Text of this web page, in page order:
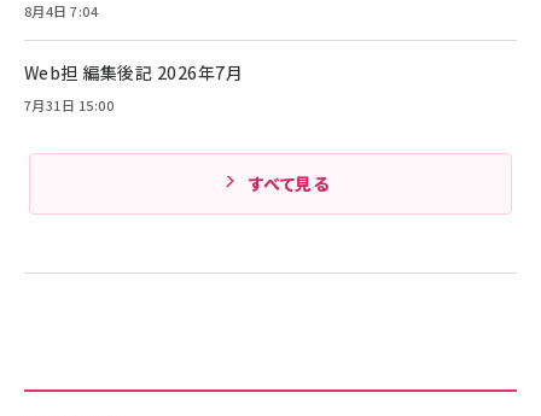
Amazonランキングをもっと見る
Amazonランキングをもっと見る
8月4日 7:04
Web担 編集後記 2026年7月
7月31日 15:00
すべて見る